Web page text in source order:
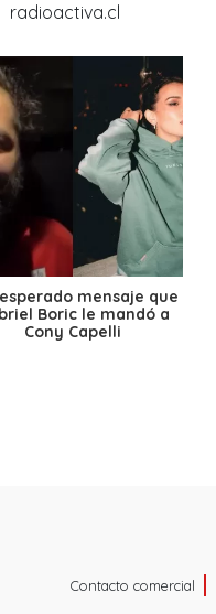
mensaje que
Boric le mandó a
Cony Capelli
Contacto comercial